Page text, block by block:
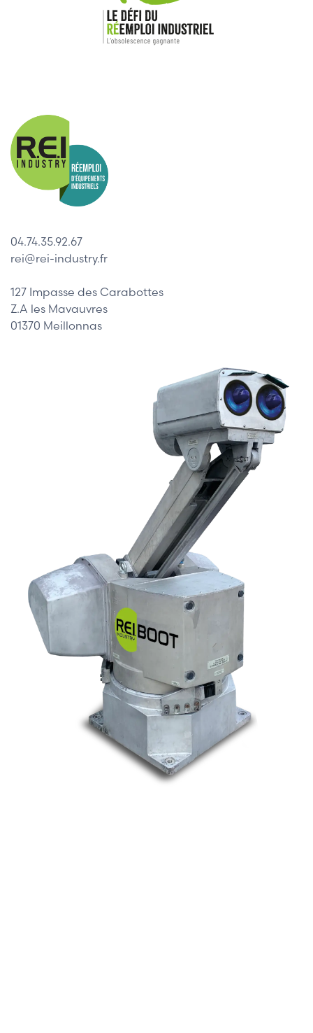
04.74.35.92.67
rei@rei-industry.fr
127 Impasse des Carabottes
Z.A les Mavauvres
01370 Meillonnas